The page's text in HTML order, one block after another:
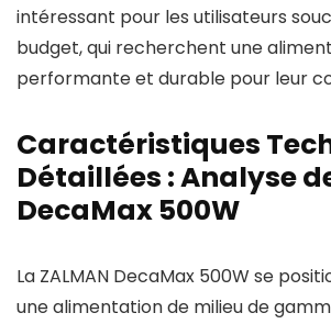
intéressant pour les utilisateurs
budget, qui recherchent une
performante et durable pour leur
Caractéristiques
Détaillées : Analyse
DecaMax 500W
La ZALMAN DecaMax 500W se
une alimentation de milieu de